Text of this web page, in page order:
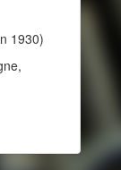
1930)